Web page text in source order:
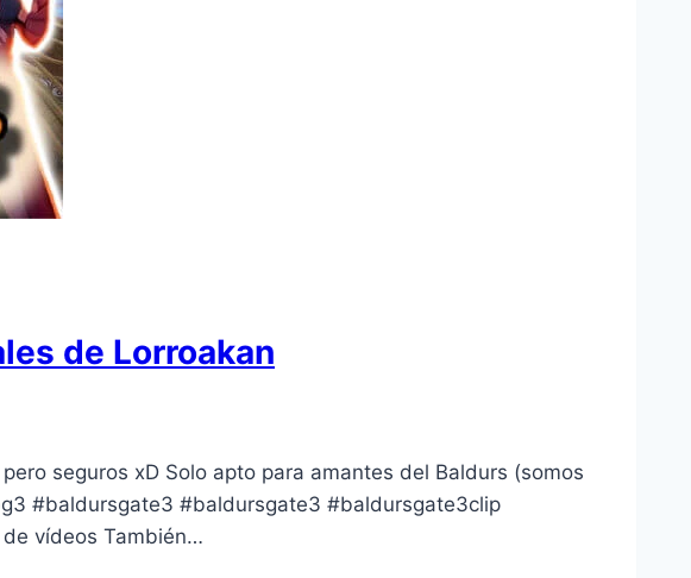
de Lorroakan
seguros xD Solo apto para amantes del Baldurs (somos
#baldursgate3 #baldursgate3 #baldursgate3clip
vídeos También…